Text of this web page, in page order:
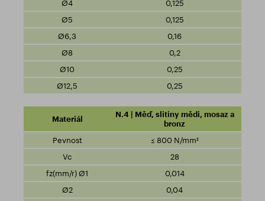
0,125
0,125
0,16
0,2
0,25
0,25
N.4 | Měď, slitiny mědi, mosaz a
bronz
≤ 800 N/mm²
28
0,014
0,04